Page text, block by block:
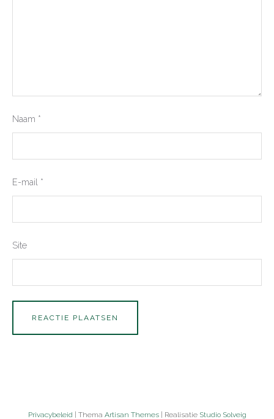
Naam *
E-mail *
Site
Privacybeleid | Thema Artisan Themes| Realisatie Studio Solveig